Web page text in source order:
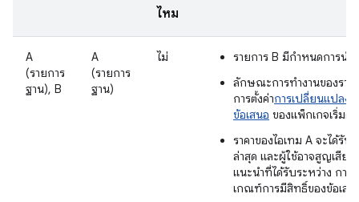
ไหม
A
(รายการ
ฐาน), B
A
(รายการ
ฐาน)
ไม่
รายการ B มีกำหนดการนำ
ลักษณะการทำงานของรา
การตั้งค่าการเปลี่ยนแปลง
ข้อเสนอ ของแพ็กเกจเริ่มต้น
ราคาของไอเทม A จะได้รับ
ล่าสุด และผู้ใช้อาจสูญเสียก
แนะนำที่ได้รับระหว่าง การ
เกณฑ์การมีสิทธิ์ของข้อเสน